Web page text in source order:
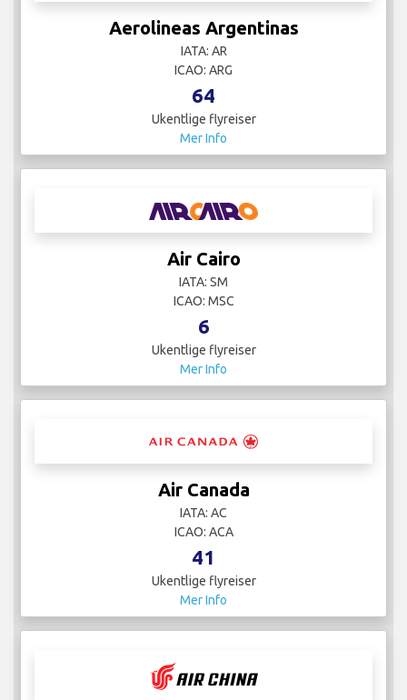
Aerolineas Argentinas
IATA: AR
ICAO: ARG
64
Ukentlige flyreiser
Mer Info
Air Cairo
IATA: SM
ICAO: MSC
6
Ukentlige flyreiser
Mer Info
Air Canada
IATA: AC
ICAO: ACA
41
Ukentlige flyreiser
Mer Info